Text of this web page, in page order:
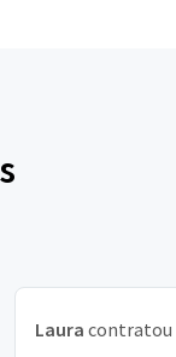
Laura contratou